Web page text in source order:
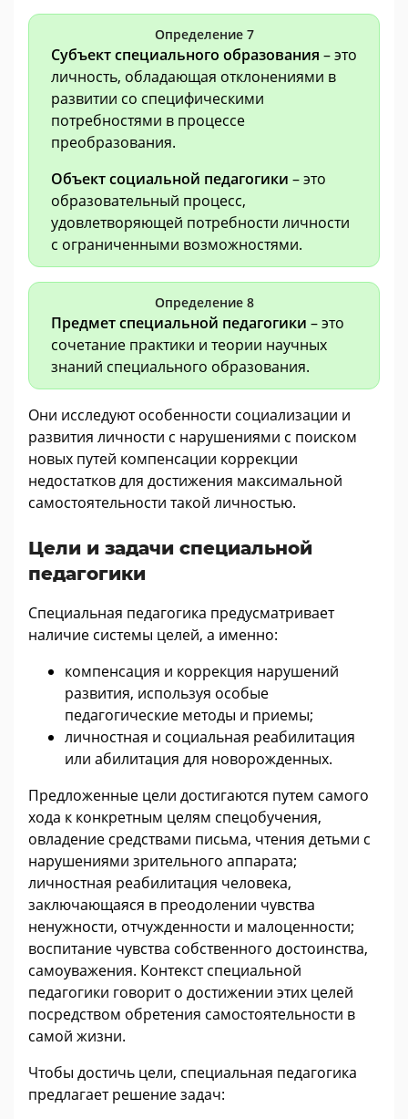
Определение 7
Субъект специального образования – это
личность, обладающая отклонениями в
развитии со специфическими
потребностями в процессе
преобразования.
Объект социальной педагогики – это
образовательный процесс,
удовлетворяющей потребности личности
с ограниченными возможностями.
Определение 8
Предмет специальной педагогики – это
сочетание практики и теории научных
знаний специального образования.
Они исследуют особенности социализации и
развития личности с нарушениями с поиском
новых путей компенсации коррекции
недостатков для достижения максимальной
самостоятельности такой личностью.
Цели и задачи специальной
педагогики
Специальная педагогика предусматривает
наличие системы целей, а именно:
компенсация и коррекция нарушений
развития, используя особые
педагогические методы и приемы;
личностная и социальная реабилитация
или абилитация для новорожденных.
Предложенные цели достигаются путем самого
хода к конкретным целям спецобучения,
овладение средствами письма, чтения детьми с
нарушениями зрительного аппарата;
личностная реабилитация человека,
заключающаяся в преодолении чувства
ненужности, отчужденности и малоценности;
воспитание чувства собственного достоинства,
самоуважения. Контекст специальной
педагогики говорит о достижении этих целей
посредством обретения самостоятельности в
самой жизни.
Чтобы достичь цели, специальная педагогика
предлагает решение задач: